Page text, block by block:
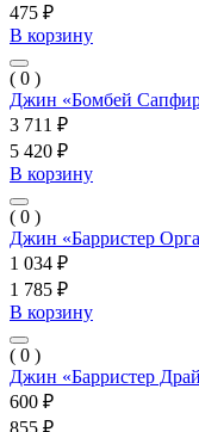
475 ₽
В корзину
( 0 )
Джин «Бомбей
3 711 ₽
5 420 ₽
В корзину
( 0 )
Джин «Барристер
1 034 ₽
1 785 ₽
В корзину
( 0 )
Джин «Барристер
600 ₽
855 ₽